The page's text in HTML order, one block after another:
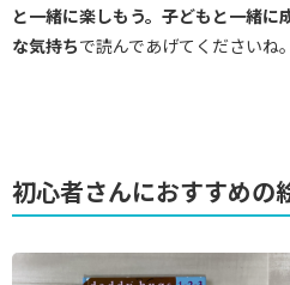
と一緒に楽しもう。子どもと一緒に
な気持ちで読んであげてくださいね。
初心者さんにおすすめの